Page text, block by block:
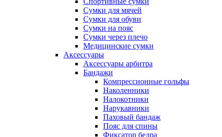
Сумки для мячей
Сумки для обуви
Сумки на пояс
Сумки через плечо
Медицинские сумки
Аксессуары
Аксессуары арбитра
Бандажи
Компрессионные гольфы
Наколенники
Налокотники
Нарукавники
Паховый бандаж
Пояс для спины
Фиксатор бедра